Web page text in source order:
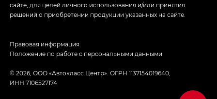
сайте, для целей личного использования и/или принятия
решений о приобретении продукции указанных на сайте.
© 2026, ООО «Автокласс Центр». ОГРН 1137154019640,
ИНН 7106527174
Правовая информация
Положение по работе с персональными данными